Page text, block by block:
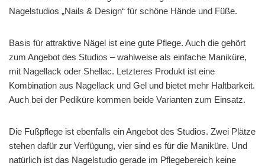
Nagelstudios „Nails & Design“ für schöne Hände und Füße.
Basis für attraktive Nägel ist eine gute Pflege. Auch die gehört
zum Angebot des Studios – wahlweise als einfache Maniküre,
mit Nagellack oder Shellac. Letzteres Produkt ist eine
Kombination aus Nagellack und Gel und bietet mehr Haltbarkeit.
Auch bei der Pediküre kommen beide Varianten zum Einsatz.
Die Fußpflege ist ebenfalls ein Angebot des Studios. Zwei Plätze
stehen dafür zur Verfügung, vier sind es für die Maniküre. Und
natürlich ist das Nagelstudio gerade im Pflegebereich keine